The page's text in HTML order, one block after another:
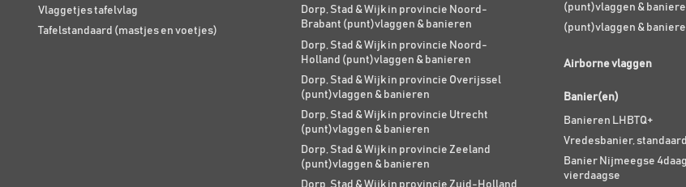
Vlaggetjes tafelvlag
Tafelstandaard (mastjes en voetjes)
Dorp, Stad & Wijk in provincie Noord-
Brabant (punt)vlaggen & banieren
Dorp, Stad & Wijk in provincie Noord-
Holland (punt)vlaggen & banieren
Dorp, Stad & Wijk in provincie Overijssel
(punt)vlaggen & banieren
Dorp, Stad & Wijk in provincie Utrecht
(punt)vlaggen & banieren
Dorp, Stad & Wijk in provincie Zeeland
(punt)vlaggen & banieren
(punt)vlaggen &
(punt)vlaggen &
Airborne vlaggen
Banier(en)
Banieren LHBTQ+
Vredesbanier, standaard
Banier Nijmeegse
vierdaagse